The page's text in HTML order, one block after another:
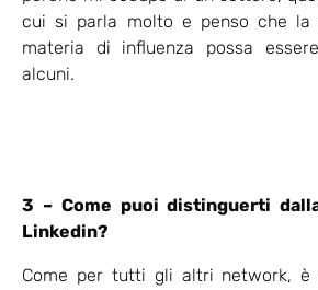
cui si parla molto e penso che la
materia di influenza possa
alcuni.
3 – Come puoi distinguerti
Linkedin?
Come per tutti gli altri network, è